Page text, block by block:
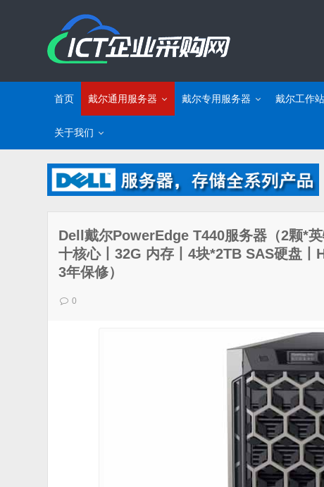
首页 戴尔通用服务器 戴尔专用服务器 戴尔工作站
关于我们
Dell戴尔PowerEdge T440服务器（2颗*
十核心丨32G 内存丨4块*2TB SAS硬盘丨
3年保修）
0